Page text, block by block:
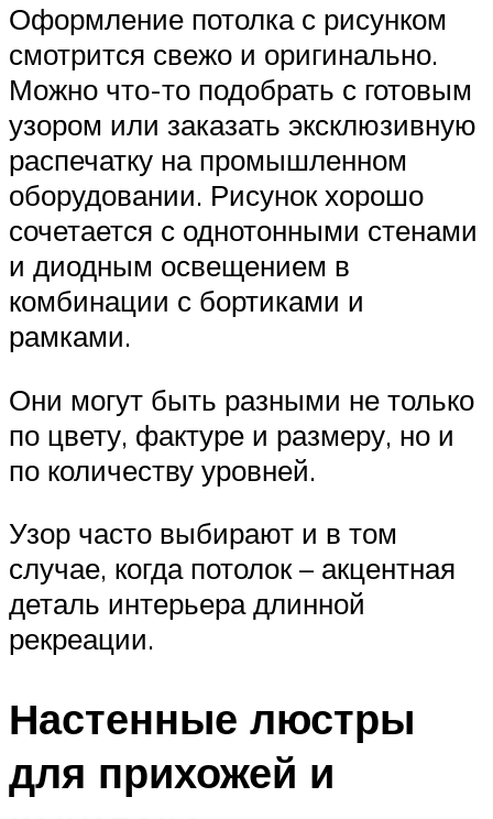
Оформление потолка с рисунком
смотрится свежо и оригинально.
Можно что-то подобрать с готовым
узором или заказать эксклюзивную
распечатку на промышленном
оборудовании. Рисунок хорошо
сочетается с однотонными стенами
и диодным освещением в
комбинации с бортиками и
рамками.
Они могут быть разными не только
по цвету, фактуре и размеру, но и
по количеству уровней.
Узор часто выбирают и в том
случае, когда потолок – акцентная
деталь интерьера длинной
рекреации.
Настенные люстры
для прихожей и